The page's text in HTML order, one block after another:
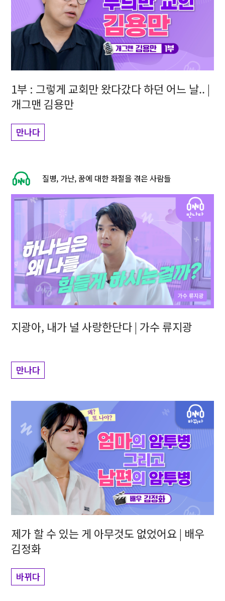
1부 : 그렇게 교회만 왔다갔다 하던 어느 날.. |
개그맨 김용만
만나다
질병, 가난, 꿈에 대한 좌절을 겪은 사람들
지광아, 내가 널 사랑한단다 | 가수 류지광
만나다
제가 할 수 있는 게 아무것도 없었어요 | 배우
김정화
바뀌다